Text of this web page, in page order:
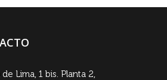
Lima, 1 bis. Planta 2,